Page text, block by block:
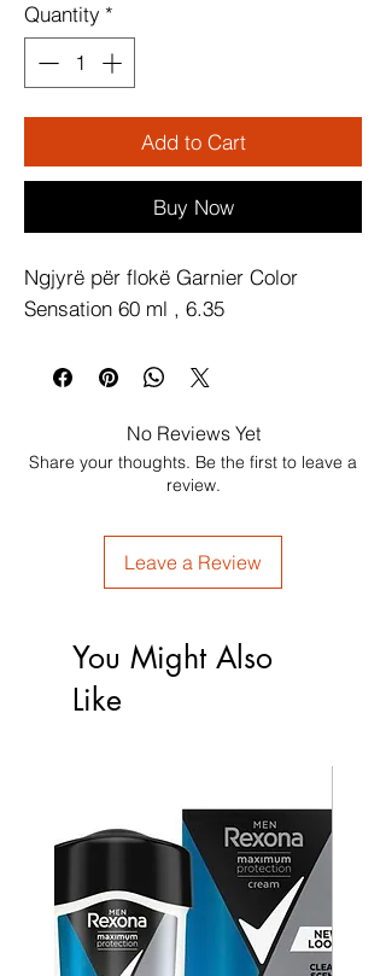
Quantity *
Add to Cart
Buy Now
Ngjyrë për flokë Garnier Color
Sensation 60 ml , 6.35
No Reviews Yet
Share your thoughts. Be the first to leave a
review.
Leave a Review
You Might Also
Like